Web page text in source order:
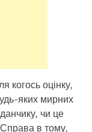
когось оцінку,
яких мирних
чи це
в тому,